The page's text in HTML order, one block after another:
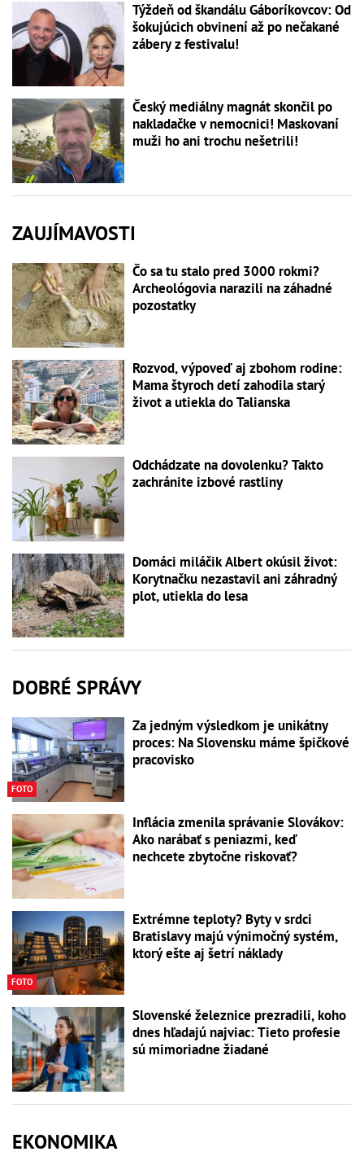
Týždeň od škandálu Gáboríkovcov: Od
šokujúcich obvinení až po nečakané
zábery z festivalu!
Český mediálny magnát skončil po
nakladačke v nemocnici! Maskovaní
muži ho ani trochu nešetrili!
ZAUJÍMAVOSTI
Čo sa tu stalo pred 3000 rokmi?
Archeológovia narazili na záhadné
pozostatky
Rozvod, výpoveď aj zbohom rodine:
Mama štyroch detí zahodila starý
život a utiekla do Talianska
Odchádzate na dovolenku? Takto
zachránite izbové rastliny
Domáci miláčik Albert okúsil život:
Korytnačku nezastavil ani záhradný
plot, utiekla do lesa
DOBRÉ SPRÁVY
FOTO
Za jedným výsledkom je unikátny
proces: Na Slovensku máme špičkové
pracovisko
Inflácia zmenila správanie Slovákov:
Ako narábať s peniazmi, keď
nechcete zbytočne riskovať?
FOTO
Extrémne teploty? Byty v srdci
Bratislavy majú výnimočný systém,
ktorý ešte aj šetrí náklady
Slovenské železnice prezradili, koho
dnes hľadajú najviac: Tieto profesie
sú mimoriadne žiadané
EKONOMIKA